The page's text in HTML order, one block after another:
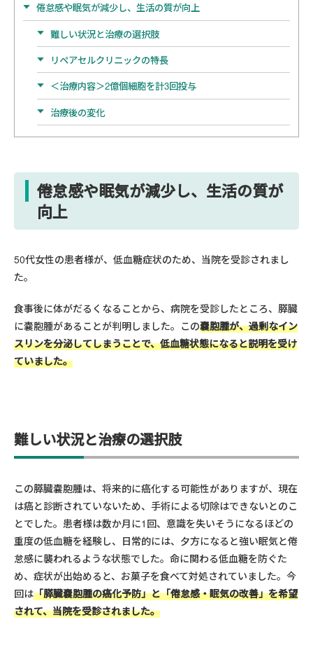
倦怠感や眠気が減少し、生活の質が向上
難しい状況と治療の選択肢
リペアセルクリニックの特長
＜治療内容＞2億個細胞を計3回投与
治療後の変化
倦怠感や眠気が減少し、生活の質が
向上
50代女性の患者様が、低血糖症状のため、当院を受診されまし
た。
食事後に体がだるくなることから、病院を受診したところ、膵臓
に嚢胞腫があることが判明しました。この嚢胞腫が、過剰なイン
スリンを分泌してしまうことで、低血糖状態になると説明を受け
ていました。
難しい状況と治療の選択肢
この膵臓嚢胞腫は、将来的に癌化する可能性がありますが、現在
は癌と診断されていないため、手術による切除はできないとのこ
とでした。患者様は数か月に1回、意識を失いそうになるほどの
重度の低血糖を経験し、日常的には、夕方になると強い眠気と倦
怠感に襲われるような状態でした。命に関わる低血糖を防ぐた
め、症状が出始めると、お菓子を食べて対処されていました。今
回は「膵臓嚢胞腫の癌化予防」と「倦怠感・眠気の改善」を希望
されて、当院を受診されました。